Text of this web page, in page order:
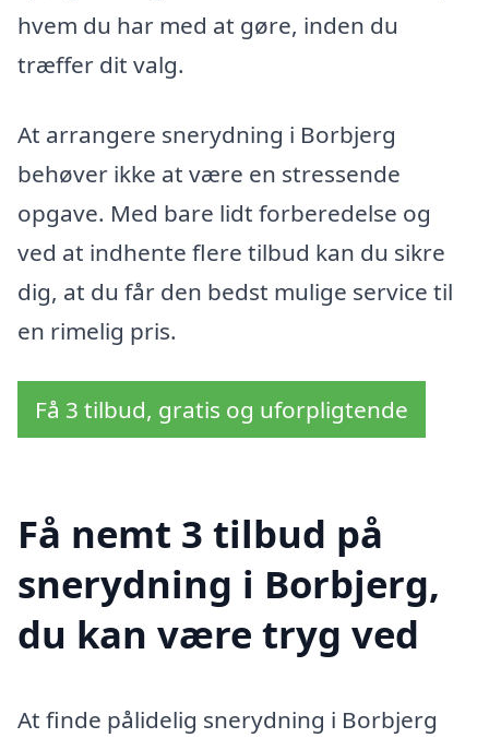
hvem du har med at gøre, inden du
træffer dit valg.
At arrangere snerydning i Borbjerg
behøver ikke at være en stressende
opgave. Med bare lidt forberedelse og
ved at indhente flere tilbud kan du sikre
dig, at du får den bedst mulige service til
en rimelig pris.
Få 3 tilbud, gratis og uforpligtende
Få nemt 3 tilbud på
snerydning i Borbjerg,
du kan være tryg ved
At finde pålidelig snerydning i Borbjerg